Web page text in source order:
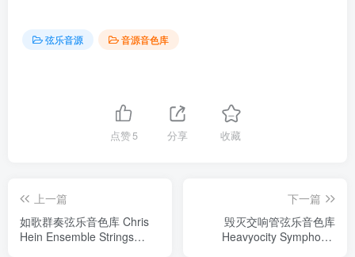
弦乐音源 音源音色库
点赞5 分享 收藏
上一篇
如歌群奏弦乐音色库 Chris
Hein Ensemble Strings
下一篇
毁灭交响管弦乐音色库
Heavyocity Symphonic